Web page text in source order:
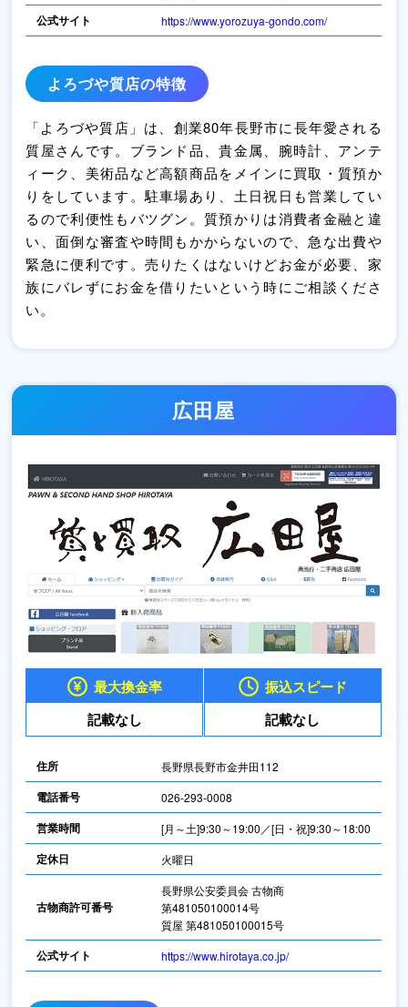
公式サイト https://www.yorozuya-gondo.com/
よろづや質店の特徴
「よろづや質店」は、創業80年長野市に長年愛される
質屋さんです。ブランド品、貴金属、腕時計、アンテ
ィーク、美術品など高額商品をメインに買取・質預か
りをしています。駐車場あり、土日祝日も営業してい
るので利便性もバツグン。質預かりは消費者金融と違
い、面倒な審査や時間もかからないので、急な出費や
緊急に便利です。売りたくはないけどお金が必要、家
族にバレずにお金を借りたいという時にご相談くださ
い。
広田屋
最大換金率
記載なし
振込スピード
記載なし
住所 長野県長野市金井田112
電話番号 026-293-0008
営業時間 [月～土]9:30～19:00／[日・祝]9:30～18:00
定休日 火曜日
古物商許可番号
長野県公安委員会 古物商
第481050100014号
質屋 第481050100015号
公式サイト https://www.hirotaya.co.jp/